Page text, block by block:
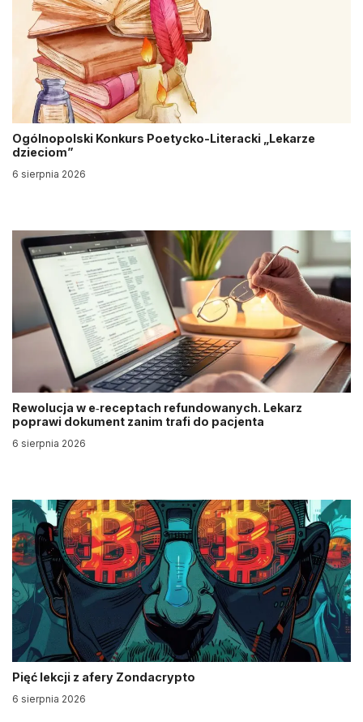
Ogólnopolski Konkurs Poetycko-Literacki „Lekarze
dzieciom”
6 sierpnia 2026
Rewolucja w e‑receptach refundowanych. Lekarz
poprawi dokument zanim trafi do pacjenta
6 sierpnia 2026
Pięć lekcji z afery Zondacrypto
6 sierpnia 2026